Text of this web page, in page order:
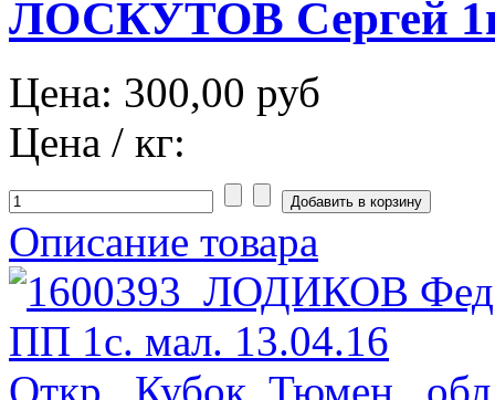
ЛОСКУТОВ Сергей
Цена: 300,00 руб
Цена / кг:
Описание товара